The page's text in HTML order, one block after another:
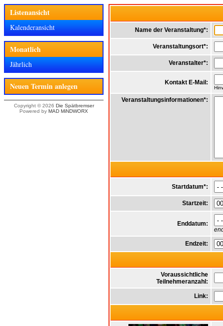
Listenansicht
Kalenderansicht
Monatlich
Jährlich
Neuen Termin anlegen
Copyright © 2026 Die Spätbremser
Powered by MAD MiNDWORX
Name der Veranstaltung*:
Veranstaltungsort*:
Veranstalter*:
Kontakt E-Mail:
Veranstaltungsinformationen*:
Startdatum*:
Startzeit:
Enddatum:
Endzeit:
Voraussichtliche
Teilnehmeranzahl:
Link: